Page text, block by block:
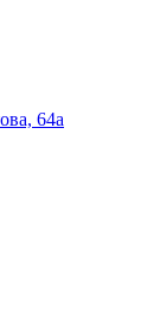
64а